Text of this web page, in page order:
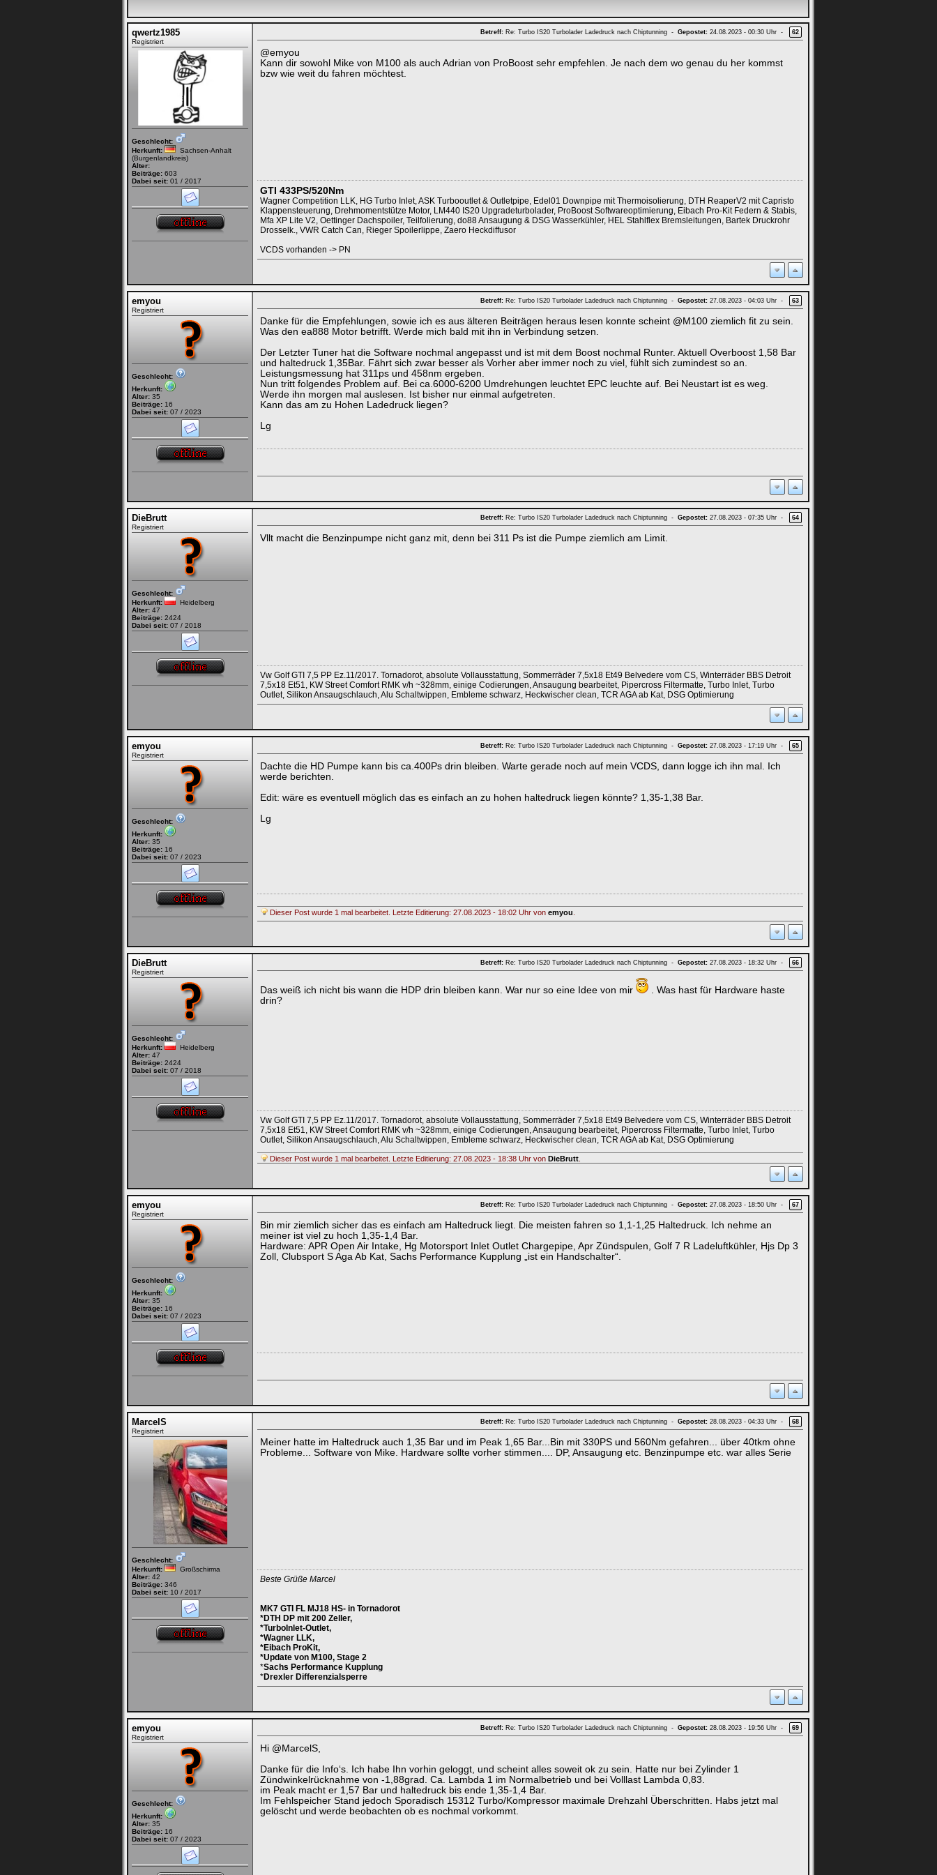
qwertz1985
Registriert
Geschlecht:
Herkunft:
Sachsen-Anhalt
(Burgenlandkreis)
Alter:
Beiträge: 603
Dabei seit: 01 / 2017
Betreff: Re: Turbo IS20 Turbolader Ladedruck nach Chiptunning - Gepostet: 24.08.2023 - 00:30 Uhr - 62
@emyou
Kann dir sowohl Mike von M100 als auch Adrian von ProBoost sehr empfehlen. Je nach dem wo genau du her kommst
bzw wie weit du fahren möchtest.
GTI 433PS/520Nm
Wagner Competition LLK, HG Turbo Inlet, ASK Turbooutlet & Outletpipe, Edel01 Downpipe mit Thermoisolierung, DTH ReaperV2 mit Capristo
Klappensteuerung, Drehmomentstütze Motor, LM440 IS20 Upgradeturbolader, ProBoost Softwareoptimierung, Eibach Pro-Kit Federn & Stabis,
Mfa XP Lite V2, Oettinger Dachspoiler, Teilfolierung, do88 Ansaugung & DSG Wasserkühler, HEL Stahlflex Bremsleitungen, Bartek Druckrohr
Drosselk., VWR Catch Can, Rieger Spoilerlippe, Zaero Heckdiffusor
VCDS vorhanden -> PN
emyou
Registriert
Geschlecht:
Herkunft:
Alter: 35
Beiträge: 16
Dabei seit: 07 / 2023
Betreff: Re: Turbo IS20 Turbolader Ladedruck nach Chiptunning - Gepostet: 27.08.2023 - 04:03 Uhr - 63
Danke für die Empfehlungen, sowie ich es aus älteren Beiträgen heraus lesen konnte scheint @M100 ziemlich fit zu sein.
Was den ea888 Motor betrifft. Werde mich bald mit ihn in Verbindung setzen.
Der Letzter Tuner hat die Software nochmal angepasst und ist mit dem Boost nochmal Runter. Aktuell Overboost 1,58 Bar
und haltedruck 1,35Bar. Fährt sich zwar besser als Vorher aber immer noch zu viel, fühlt sich zumindest so an.
Leistungsmessung hat 311ps und 458nm ergeben.
Nun tritt folgendes Problem auf. Bei ca.6000-6200 Umdrehungen leuchtet EPC leuchte auf. Bei Neustart ist es weg.
Werde ihn morgen mal auslesen. Ist bisher nur einmal aufgetreten.
Kann das am zu Hohen Ladedruck liegen?
Lg
DieBrutt
Registriert
Geschlecht:
Herkunft:
Heidelberg
Alter: 47
Beiträge: 2424
Dabei seit: 07 / 2018
Betreff: Re: Turbo IS20 Turbolader Ladedruck nach Chiptunning - Gepostet: 27.08.2023 - 07:35 Uhr - 64
Vllt macht die Benzinpumpe nicht ganz mit, denn bei 311 Ps ist die Pumpe ziemlich am Limit.
Vw Golf GTI 7,5 PP Ez.11/2017. Tornadorot, absolute Vollausstattung, Sommerräder 7,5x18 Et49 Belvedere vom CS, Winterräder BBS Detroit
7,5x18 Et51, KW Street Comfort RMK v/h ~328mm, einige Codierungen, Ansaugung bearbeitet, Pipercross Filtermatte, Turbo Inlet, Turbo
Outlet, Silikon Ansaugschlauch, Alu Schaltwippen, Embleme schwarz, Heckwischer clean, TCR AGA ab Kat, DSG Optimierung
emyou
Registriert
Geschlecht:
Herkunft:
Alter: 35
Beiträge: 16
Dabei seit: 07 / 2023
Betreff: Re: Turbo IS20 Turbolader Ladedruck nach Chiptunning - Gepostet: 27.08.2023 - 17:19 Uhr - 65
Dachte die HD Pumpe kann bis ca.400Ps drin bleiben. Warte gerade noch auf mein VCDS, dann logge ich ihn mal. Ich
werde berichten.
Edit: wäre es eventuell möglich das es einfach an zu hohen haltedruck liegen könnte? 1,35-1,38 Bar.
Lg
Dieser Post wurde 1 mal bearbeitet. Letzte Editierung: 27.08.2023 - 18:02 Uhr von emyou
DieBrutt
Registriert
Geschlecht:
Herkunft:
Heidelberg
Alter: 47
Beiträge: 2424
Dabei seit: 07 / 2018
Betreff: Re: Turbo IS20 Turbolader Ladedruck nach Chiptunning - Gepostet: 27.08.2023 - 18:32 Uhr - 66
Das weiß ich nicht bis wann die HDP drin bleiben kann. War nur so eine Idee von mir
. Was hast für Hardware haste
drin?
Vw Golf GTI 7,5 PP Ez.11/2017. Tornadorot, absolute Vollausstattung, Sommerräder 7,5x18 Et49 Belvedere vom CS, Winterräder BBS Detroit
7,5x18 Et51, KW Street Comfort RMK v/h ~328mm, einige Codierungen, Ansaugung bearbeitet, Pipercross Filtermatte, Turbo Inlet, Turbo
Outlet, Silikon Ansaugschlauch, Alu Schaltwippen, Embleme schwarz, Heckwischer clean, TCR AGA ab Kat, DSG Optimierung
Dieser Post wurde 1 mal bearbeitet. Letzte Editierung: 27.08.2023 - 18:38 Uhr von DieBrutt
emyou
Registriert
Geschlecht:
Herkunft:
Alter: 35
Beiträge: 16
Dabei seit: 07 / 2023
Betreff: Re: Turbo IS20 Turbolader Ladedruck nach Chiptunning - Gepostet: 27.08.2023 - 18:50 Uhr - 67
Bin mir ziemlich sicher das es einfach am Haltedruck liegt. Die meisten fahren so 1,1-1,25 Haltedruck. Ich nehme an
meiner ist viel zu hoch 1,35-1,4 Bar.
Hardware: APR Open Air Intake, Hg Motorsport Inlet Outlet Chargepipe, Apr Zündspulen, Golf 7 R Ladeluftkühler, Hjs Dp 3
Zoll, Clubsport S Aga Ab Kat, Sachs Performance Kupplung „ist ein Handschalter“.
MarcelS
Registriert
Geschlecht:
Herkunft:
Großschirma
Alter: 42
Beiträge: 346
Dabei seit: 10 / 2017
Betreff: Re: Turbo IS20 Turbolader Ladedruck nach Chiptunning - Gepostet: 28.08.2023 - 04:33 Uhr - 68
Meiner hatte im Haltedruck auch 1,35 Bar und im Peak 1,65 Bar...Bin mit 330PS und 560Nm gefahren... über 40tkm ohne
Probleme... Software von Mike. Hardware sollte vorher stimmen.... DP, Ansaugung etc. Benzinpumpe etc. war alles Serie
Beste Grüße Marcel
MK7 GTI FL MJ18 HS- in Tornadorot
*DTH DP mit 200 Zeller,
*TurboInlet-Outlet,
*Wagner LLK,
*Eibach ProKit,
*Update von M100, Stage 2
*Sachs Performance Kupplung
*Drexler Differenzialsperre
emyou
Registriert
Geschlecht:
Herkunft:
Alter: 35
Beiträge: 16
Dabei seit: 07 / 2023
Betreff: Re: Turbo IS20 Turbolader Ladedruck nach Chiptunning - Gepostet: 28.08.2023 - 19:56 Uhr - 69
Hi @MarcelS,
Danke für die Info‘s. Ich habe Ihn vorhin geloggt, und scheint alles soweit ok zu sein. Hatte nur bei Zylinder 1
Zündwinkelrücknahme von -1,88grad. Ca. Lambda 1 im Normalbetrieb und bei Volllast Lambda 0,83.
im Peak macht er 1,57 Bar und haltedruck bis ende 1,35-1,4 Bar.
Im Fehlspeicher Stand jedoch Sporadisch 15312 Turbo/Kompressor maximale Drehzahl Überschritten. Habs jetzt mal
gelöscht und werde beobachten ob es nochmal vorkommt.